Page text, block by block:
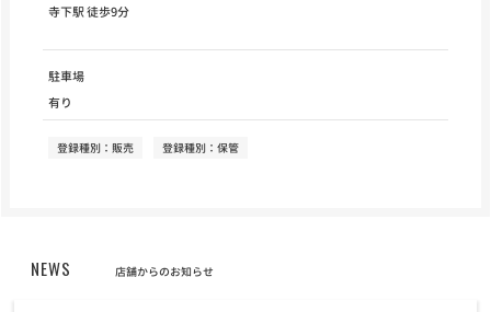
寺下駅 徒歩9分
駐車場
有り
登録種別：販売 登録種別：保管
NEWS 店舗からのお知らせ